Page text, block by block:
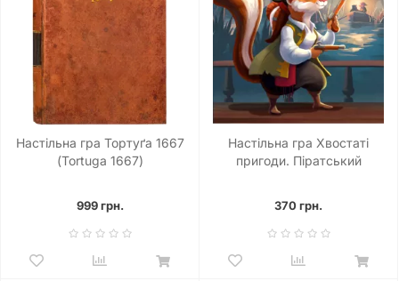
Настільна гра Тортуґа 1667
(Tortuga 1667)
999 грн.
Настільна гра Хвостаті
пригоди. Піратський
370 грн.